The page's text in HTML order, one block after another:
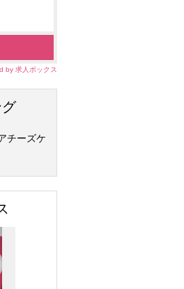
by 求人ボックス
チーズケ